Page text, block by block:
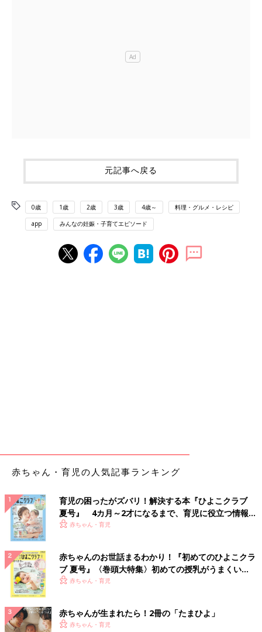
元記事へ戻る
0歳 1歳 2歳 3歳 4歳～ 料理・グルメ・レシピ
app みんなの妊娠・子育てエピソード
赤ちゃん・育児の人気記事ランキング
育児の困ったがズバリ！解決する本『ひよこクラブ
夏号』 4カ月～2才になるまで、育児に役立つ情報が
いっぱい！
赤ちゃん・育児
赤ちゃんのお世話まるわかり！『初めてのひよこクラ
ブ 夏号』〈巻頭大特集〉初めての授乳がうまくい
く！ おっぱい・ミルクの基本と夏のトラブル 解決テ
赤ちゃん・育児
赤ちゃんが生まれたら！2冊の「たまひよ」
赤ちゃん・育児